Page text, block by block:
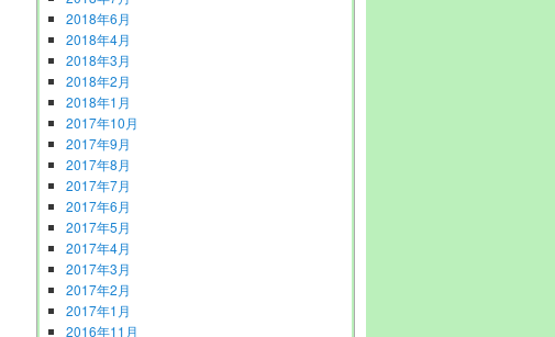
2018年6月
2018年4月
2018年3月
2018年2月
2018年1月
2017年10月
2017年9月
2017年8月
2017年7月
2017年6月
2017年5月
2017年4月
2017年3月
2017年2月
2017年1月
2016年11月